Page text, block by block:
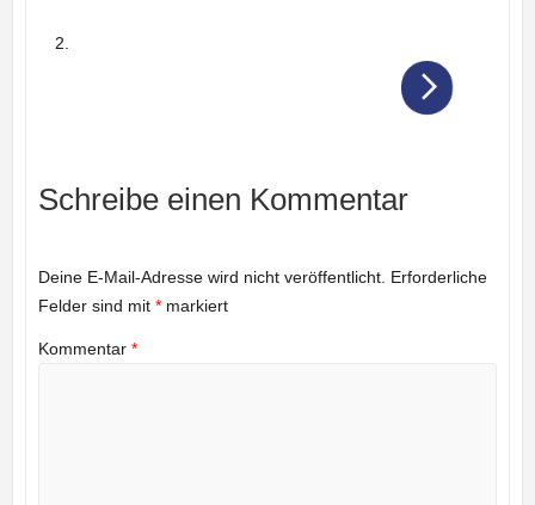
Schreibe einen Kommentar
Deine E-Mail-Adresse wird nicht veröffentlicht. Erforderliche
Felder sind mit *markiert
Kommentar *